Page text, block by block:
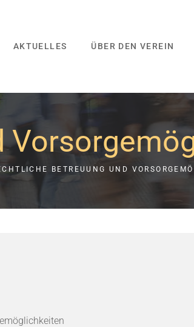
AKTUELLES ÜBER DEN VEREIN
BETREUUNG UND